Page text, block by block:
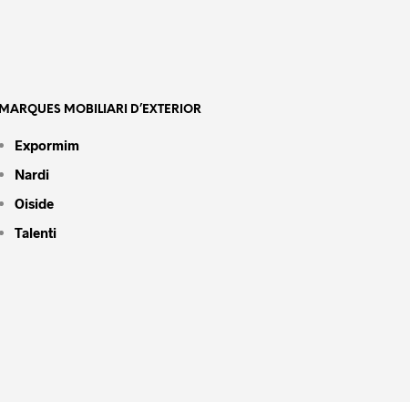
MARQUES MOBILIARI D’EXTERIOR
Expormim
Nardi
Oiside
Talenti